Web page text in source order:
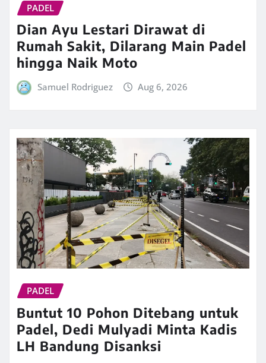
PADEL
Dian Ayu Lestari Dirawat di
Rumah Sakit, Dilarang Main Padel
hingga Naik Moto
Samuel Rodriguez Aug 6, 2026
PADEL
Buntut 10 Pohon Ditebang untuk
Padel, Dedi Mulyadi Minta Kadis
LH Bandung Disanksi